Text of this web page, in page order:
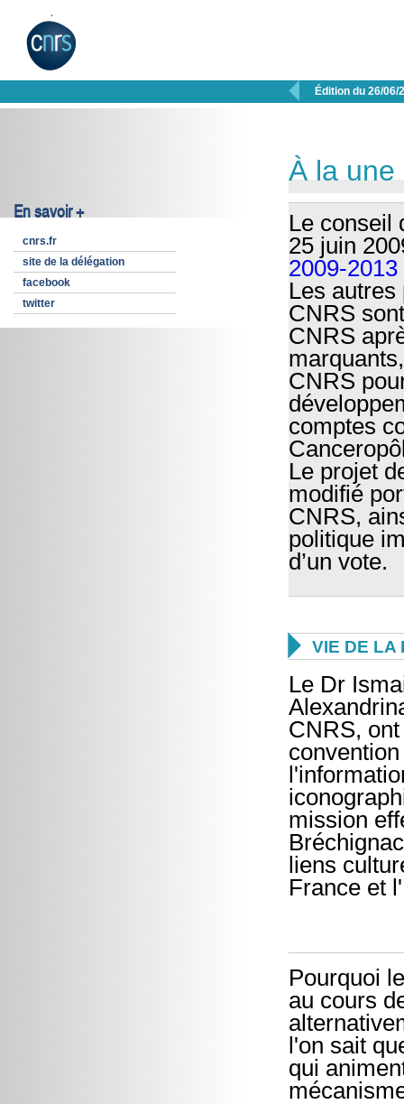
 Édition du 26/06/
En savoir +
cnrs.fr
site de la délégation
facebook
twitter
À la une
Le conseil
25 juin
2009-2013
Les
CNRS
CNRS
CNRS
comptes
Le projet
modifié
CNRS,
politique
d’un vote.
 VIE DE LA
Le Dr
CNRS,
mission
liens
France et
Pourquoi
au cours
l'on sait
qui